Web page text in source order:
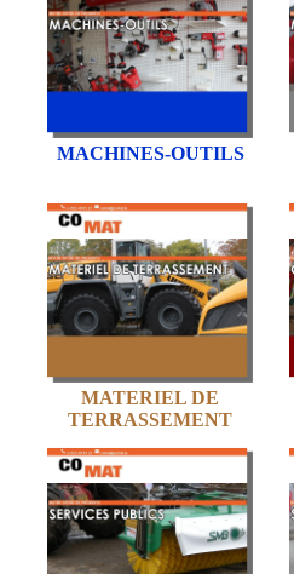
MACHINES-OUTILS
MATERIEL DE
TERRASSEMENT